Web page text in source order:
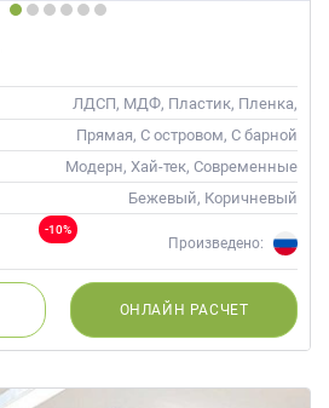
ЛДСП, МДФ, Пластик, Пленка,
Шпон
Прямая, С островом, С барной
стойкой
Модерн, Хай-тек, Современные
Бежевый, Коричневый
-10%
Произведено:
ОНЛАЙН РАСЧЕТ